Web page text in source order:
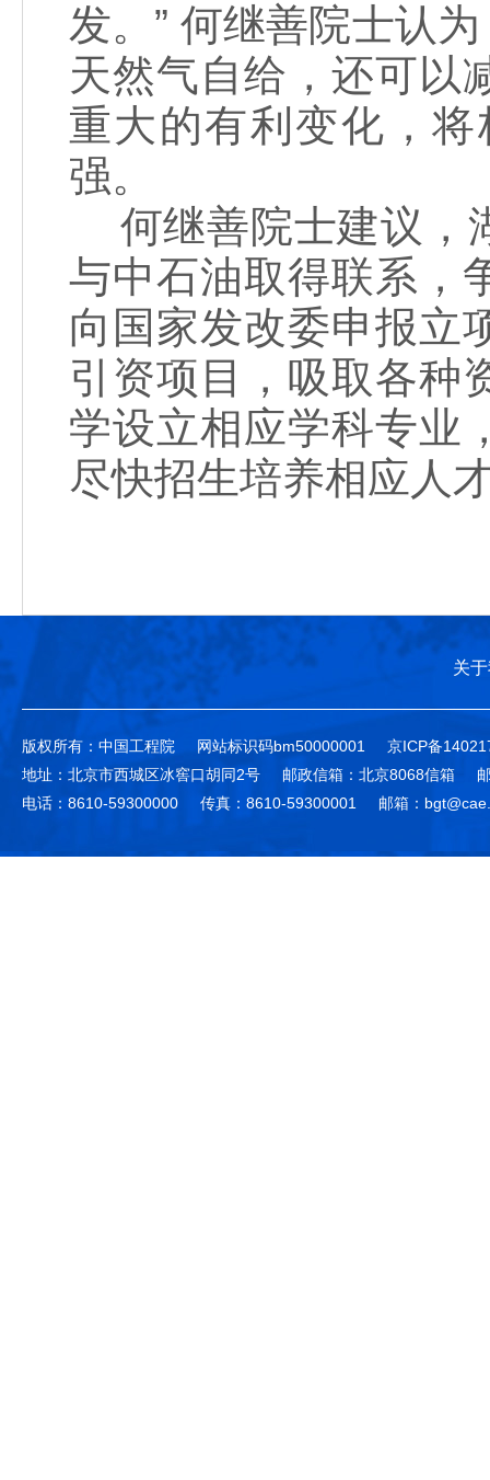
发。” 何继善院士认
天然气自给，还可以
重大的有利变化，
强。
何继善院士建议，
与中石油取得联系，
向国家发改委申报立
引资项目，吸取各种
学设立相应学科专业
尽快招生培养相应人
关
版权所有：中国工程院 网站标识码bm50000001
京ICP备
地址：北京市西城区冰窖口胡同2号
邮政信箱：北京8068信箱
电话：8610-59300000
传真：8610-59300001 邮箱：